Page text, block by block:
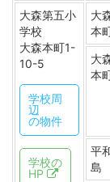
大森第五小
学校
大森本町1-
10-5
学校周
辺
の物件
学校の
HP
大
本
大
本
平
島